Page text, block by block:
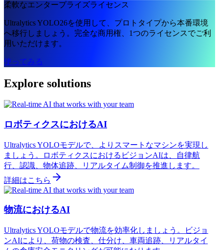
柔軟なエンタープライズライセンス
Ultralytics YOLO26を使用して、プロトタイプから本番環境
へ移行しましょう。完全な商用権、1つのライセンスでご利
用いただけます。
使ってみる
Explore solutions
ロボティクスにおけるAI
Ultralytics YOLOモデルで、よりスマートなマシンを実現し
ましょう。ロボティクスにおけるビジョンAIは、自律航
行、認識、物体追跡、リアルタイム制御を推進します。
詳細はこちら
物流におけるAI
Ultralytics YOLOモデルで物流を効率化しましょう。ビジョ
ンAIにより、荷物の検査、仕分け、車両追跡、リアルタイ